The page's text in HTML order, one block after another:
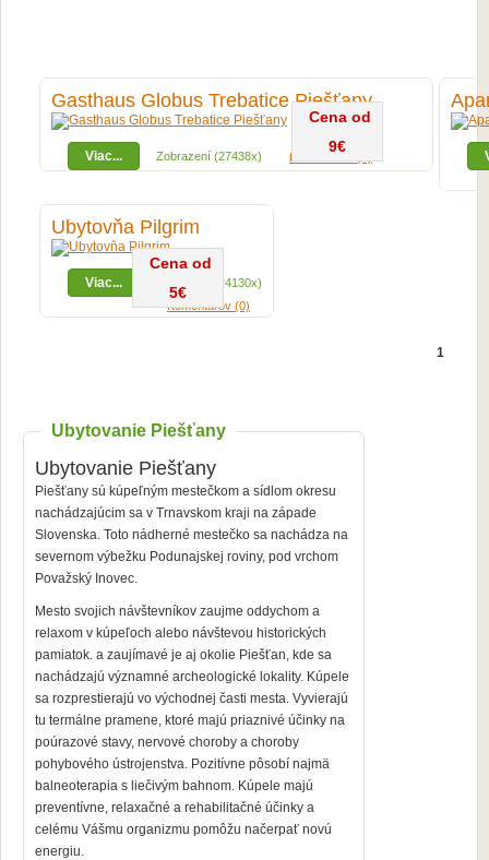
Gasthaus Globus Trebatice Piešťany
Cena od
9€
Viac... Zobrazení (27438x) Komentárov (0)
Ubytovňa Pilgrim
Cena od
5€
Viac...
Zobrazení (24130x)
Komentárov (0)
1
Ubytovanie Piešťany
Ubytovanie Piešťany
Piešťany sú kúpeľným mestečkom a sídlom okresu
nachádzajúcim sa v Trnavskom kraji na západe
Slovenska. Toto nádherné mestečko sa nachádza na
severnom výbežku Podunajskej roviny, pod vrchom
Považský Inovec.
Mesto svojich návštevníkov zaujme oddychom a
relaxom v kúpeľoch alebo návštevou historických
pamiatok. a zaujímavé je aj okolie Piešťan, kde sa
nachádzajú významné archeologické lokality. Kúpele
sa rozprestierajú vo východnej časti mesta. Vyvierajú
tu termálne pramene, ktoré majú priaznivé účinky na
poúrazové stavy, nervové choroby a choroby
pohybového ústrojenstva. Pozitívne pôsobí najmä
balneoterapia s liečivým bahnom. Kúpele majú
preventívne, relaxačné a rehabilitačné účinky a
celému Vášmu organizmu pomôžu načerpať novú
energiu.